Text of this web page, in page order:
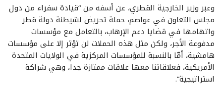
وعبر وزير الخارجية القطري، عن أسفه من “قيادة سفراء من دول
مجلس التعاون في عواصم، حملة تحريض لشيطنة دولة قطر
واتهامها في قضايا دعم الإرهاب، بالتعامل مع مؤسسات
مدفوعة الأجر، ولكن مثل هذه الحملات لن تؤثر إلا على مؤسسات
هامشية، أمّا بالنسبة للمؤسسات المركزية في الولايات المتحدة
الأمريكية، فعلاقاتنا معها علاقات ممتازة جدا، وهي شراكة
استراتيجية”.